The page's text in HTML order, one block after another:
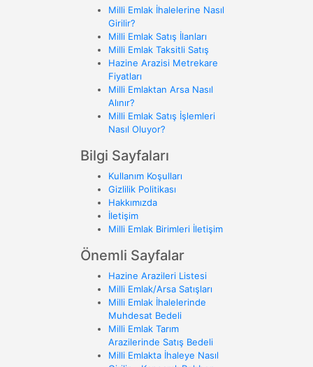
Milli Emlak İhalelerine Nasıl
Girilir?
Milli Emlak Satış İlanları
Milli Emlak Taksitli Satış
Hazine Arazisi Metrekare
Fiyatları
Milli Emlaktan Arsa Nasıl
Alınır?
Milli Emlak Satış İşlemleri
Nasıl Oluyor?
Bilgi Sayfaları
Kullanım Koşulları
Gizlilik Politikası
Hakkımızda
İletişim
Milli Emlak Birimleri İletişim
Önemli Sayfalar
Hazine Arazileri Listesi
Milli Emlak/Arsa Satışları
Milli Emlak İhalelerinde
Muhdesat Bedeli
Milli Emlak Tarım
Arazilerinde Satış Bedeli
Milli Emlakta İhaleye Nasıl